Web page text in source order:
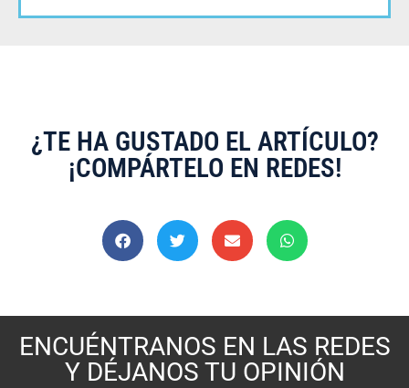
¿TE HA GUSTADO EL ARTÍCULO?
¡COMPÁRTELO EN REDES!
ENCUÉNTRANOS EN LAS REDES
Y DÉJANOS TU OPINIÓN